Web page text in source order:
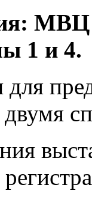
1 и 4.